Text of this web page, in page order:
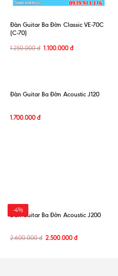
Đàn Guitar Ba Đờn Classic VE-70C
(C-70)
1.250.000đ 1.100.000đ
Đàn Guitar Ba Đờn Acoustic J120
1.700.000 đ
-4%
Đàn Guitar Ba Đờn Acoustic J200
2.600.000đ 2.500.000đ